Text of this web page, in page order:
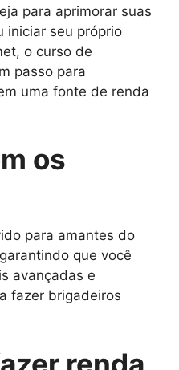
para aprimorar suas
iniciar seu próprio
o curso de
passo para
uma fonte de renda
os
para amantes do
que você
avançadas e
fazer brigadeiros